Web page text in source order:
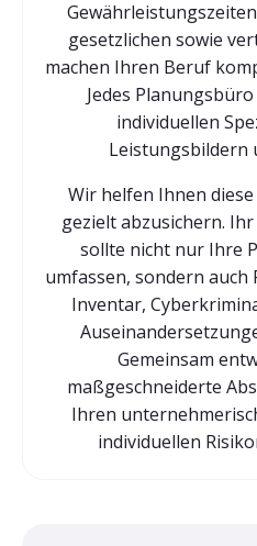
gesetzlichen sowie
machen Ihren Beruf
Jedes
individuellen
Leistungsbildern
Wir helfen Ihnen
gezielt abzusichern.
sollte nicht nur Ihre
umfassen, sondern auch
Inventar,
Gemeinsam
maßgeschneiderte
Ihren
individuellen